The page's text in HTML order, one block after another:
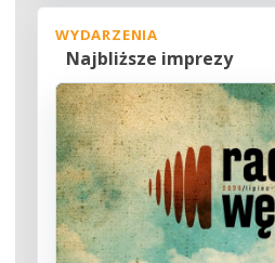
WYDARZENIA
Najbliższe imprezy